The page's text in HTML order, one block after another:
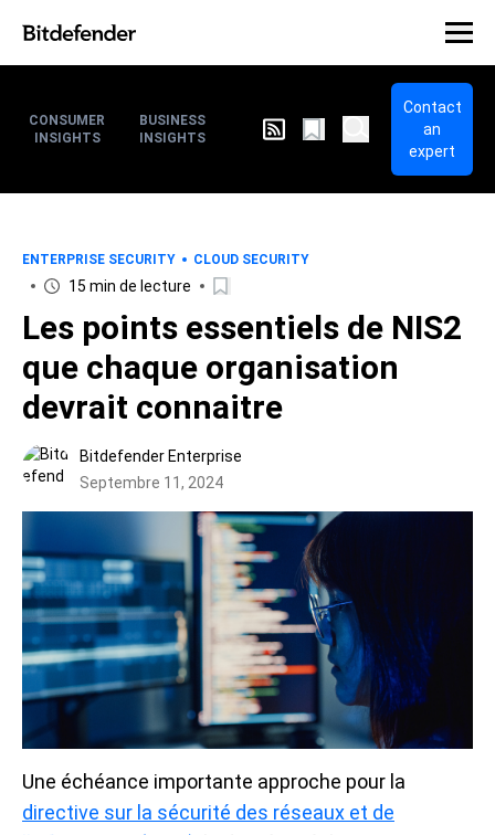
CONSUMER
INSIGHTS
BUSINESS
INSIGHTS
Contact
an
expert
ENTERPRISE SECURITY CLOUD SECURITY
15 min de lecture
Les points essentiels de NIS2
que chaque organisation
devrait connaitre
Bitdefender Enterprise
Septembre 11, 2024
Une échéance importante approche pour la
directive sur la sécurité des réseaux et de